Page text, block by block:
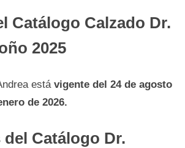
Catálogo Calzado Dr.
2025
está vigente del 24 de agosto
de 2026.
del Catálogo Dr.